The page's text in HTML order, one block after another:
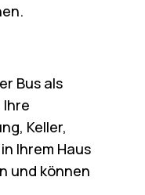
Bus als
Keller,
Ihrem Haus
und können